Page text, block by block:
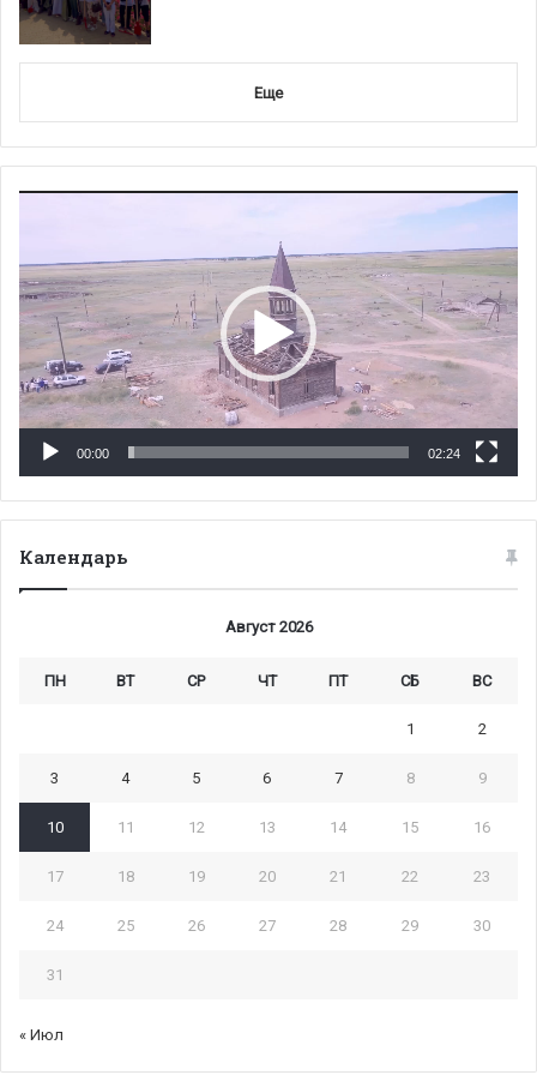
Еще
00:00 02:24
Календарь
Август 2026
ПН ВТ СР ЧТ ПТ СБ ВС
1 2
3 4 5 6 7 8 9
10 11 12 13 14 15 16
17 18 19 20 21 22 23
24 25 26 27 28 29 30
31
« Июл